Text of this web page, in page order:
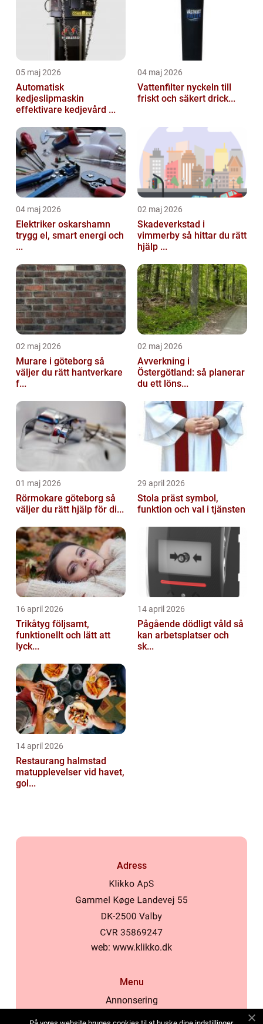
05 maj 2026
Automatisk
kedjeslipmaskin
effektivare kedjevård ...
04 maj 2026
Vattenfilter nyckeln till
friskt och säkert drick...
04 maj 2026
Elektriker oskarshamn
trygg el, smart energi och
...
02 maj 2026
Skadeverkstad i
vimmerby så hittar du rätt
hjälp ...
02 maj 2026
Murare i göteborg så
väljer du rätt hantverkare
f...
02 maj 2026
Avverkning i
Östergötland: så planerar
du ett löns...
01 maj 2026
Rörmokare göteborg så
väljer du rätt hjälp för di...
29 april 2026
Stola präst symbol,
funktion och val i tjänsten
16 april 2026
Trikåtyg följsamt,
funktionellt och lätt att
lyck...
14 april 2026
Pågående dödligt våld så
kan arbetsplatser och
sk...
14 april 2026
Restaurang halmstad
matupplevelser vid havet,
gol...
Adress
web: www.klikko.dk
Menu
Annonsering